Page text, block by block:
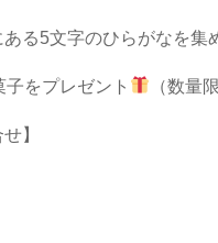
る5文字のひらがなを集
をプレゼント （数量
】